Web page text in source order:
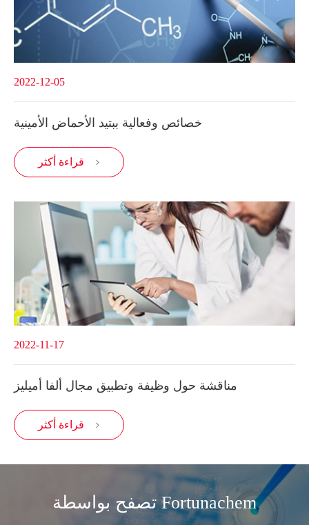
2022-12-05
خصائص وفعالية ببتيد الأحماض الأمينية
قراءة أكثر 
2022-11-17
مناقشة حول وظيفة وتطبيق مجال ألفا أميليز
قراءة أكثر 
تصفح بواسطة Fortunachem